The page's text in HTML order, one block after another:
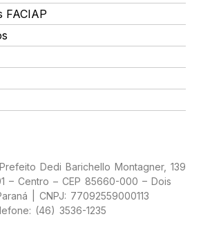
FACIAP
Dedi Barichello Montagner, 139
– Centro – CEP 85660-000 – Dois
| CNPJ: 77092559000113
(46) 3536-1235